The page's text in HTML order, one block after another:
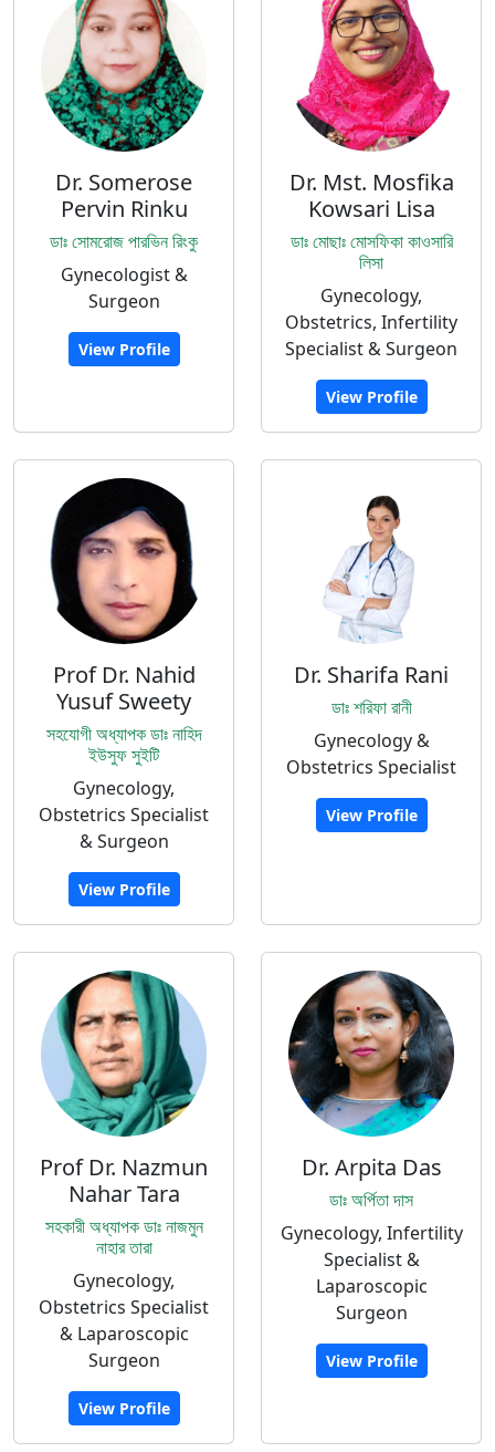
Dr. Somerose
Pervin Rinku
ডাঃ সোমরোজ পারভিন রিংকু
Gynecologist &
Surgeon
View Profile
Dr. Mst. Mosfika
Kowsari Lisa
ডাঃ মোছাঃ মোসফিকা কাওসারি
লিসা
Gynecology,
Obstetrics, Infertility
Specialist & Surgeon
View Profile
Prof Dr. Nahid
Yusuf Sweety
সহযোগী অধ্যাপক ডাঃ নাহিদ
ইউসুফ সুইটি
Gynecology,
Obstetrics Specialist
& Surgeon
View Profile
Dr. Sharifa Rani
ডাঃ শরিফা রানী
Gynecology &
Obstetrics Specialist
View Profile
Prof Dr. Nazmun
Nahar Tara
সহকারী অধ্যাপক ডাঃ নাজমুন
নাহার তারা
Gynecology,
Obstetrics Specialist
& Laparoscopic
Surgeon
View Profile
Dr. Arpita Das
ডাঃ অর্পিতা দাস
Gynecology, Infertility
Specialist &
Laparoscopic
Surgeon
View Profile